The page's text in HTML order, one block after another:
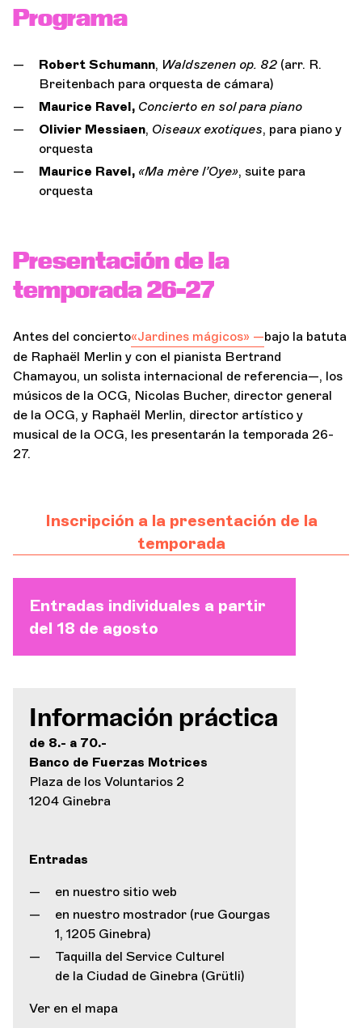
Programa
Robert Schumann, Waldszenen op. 82 (arr. R.
Breitenbach para orquesta de cámara)
Maurice Ravel, Concierto en sol para piano
Olivier Messiaen, Oiseaux exotiques, para piano y
orquesta
Maurice Ravel, «Ma mère l’Oye», suite para
orquesta
Presentación de la
temporada 26-27
Antes del concierto«Jardines mágicos» —bajo la batuta
de Raphaël Merlin y con el pianista Bertrand
Chamayou, un solista internacional de referencia—, los
músicos de la OCG, Nicolas Bucher, director general
de la OCG, y Raphaël Merlin, director artístico y
musical de la OCG, les presentarán la temporada 26-
27.
Inscripción a la presentación de la
temporada
Entradas individuales a partir
del 18 de agosto
Información práctica
de 8.- a 70.-
Banco de Fuerzas Motrices
Plaza de los Voluntarios 2
1204 Ginebra
Entradas
en nuestro sitio web
en nuestro mostrador (rue Gourgas
1, 1205 Ginebra)
Taquilla del Service Culturel
de la Ciudad de Ginebra (Grütli)
Ver en el mapa